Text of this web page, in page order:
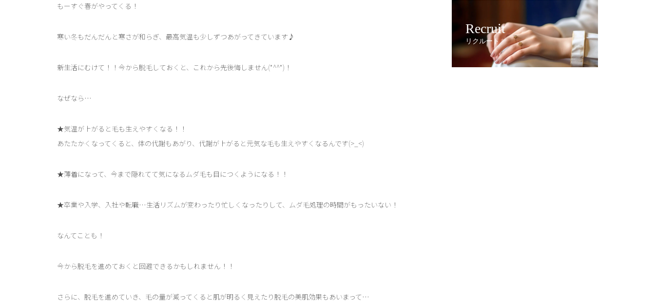
もーすぐ春がやってくる！
寒い冬もだんだんと寒さが和らぎ、最高気温も少しずつあがってきています♪
新生活にむけて！！今から脱毛しておくと、これから先後悔しません(*^^*)！
なぜなら…
★気温が上がると毛も生えやすくなる！！
あたたかくなってくると、体の代謝もあがり、代謝が上がると元気な毛も生えやすくなるんです(>_<)
★薄着になって、今まで隠れてて気になるムダ毛も目につくようになる！！
★卒業や入学、入社や転職…生活リズムが変わったり忙しくなったりして、ムダ毛処理の時間がもったいない！
なんてことも！
今から脱毛を進めておくと回避できるかもしれません！！
さらに、脱毛を進めていき、毛の量が減ってくると肌が明るく見えたり脱毛の美肌効果もあいまって…
Recruit
リクルート